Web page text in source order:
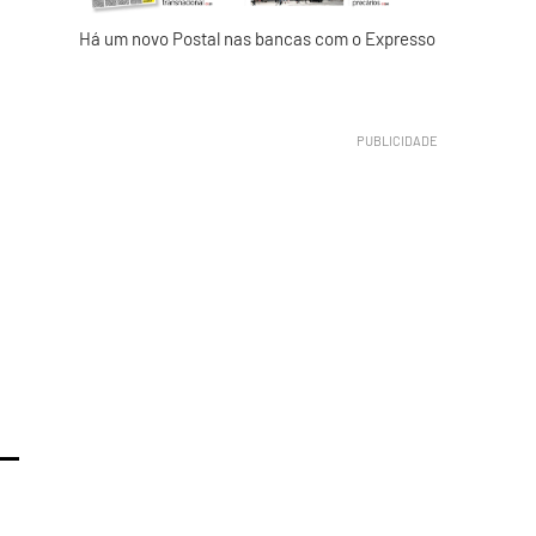
Há um novo Postal nas bancas com o Expresso